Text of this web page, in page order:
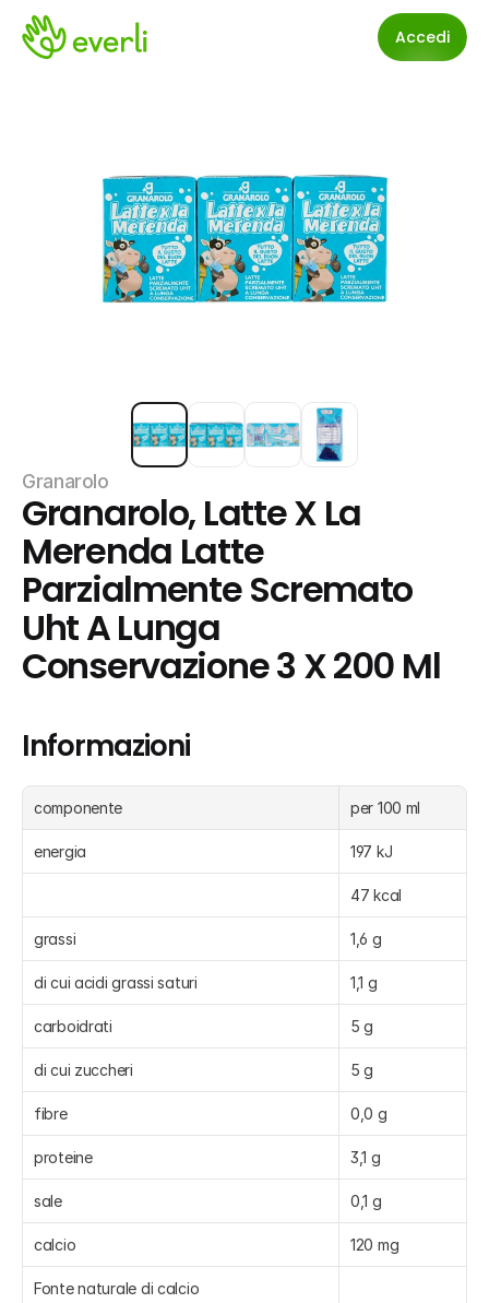
Accedi
Granarolo
Granarolo, Latte X La
Merenda Latte
Parzialmente Scremato
Uht A Lunga
Conservazione 3 X 200 Ml
Informazioni
componente per 100 ml
energia 197 kJ
47 kcal
grassi 1,6 g
di cui acidi grassi saturi 1,1 g
carboidrati 5 g
di cui zuccheri 5 g
fibre 0,0 g
proteine 3,1 g
sale 0,1 g
calcio 120 mg
Fonte naturale di calcio